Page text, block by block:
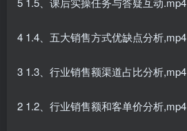
4 1.4、五大销售方式优缺点分析,mp4
3 1.3、行业销售额渠道占比分析,mp4
2 1.2、行业销售额和客单价分析,mp4